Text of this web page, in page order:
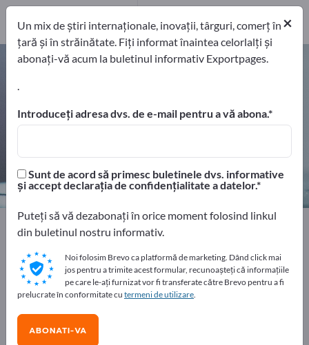
Aparate de măsură pentru pH –
găsiți producători și furnizori
exportatori Producători
1
15
Distribuitori
Home
Tehnologie de măsurare și optică
Tehnologii de măsurare
Aparate de măsură fizice
Aparate de măsură pentru pH
Faceți publicitate gratuit pe
Exportpages!
Nevoile – Ofertele – Bunuri second-hand – Contacte
×
Un mix de știri internaționale, inovații, târguri, comerț în
țară și în străinătate. Fiți informat înaintea celorlalți și
abonați-vă acum la buletinul informativ Exportpages.
.
Introduceți adresa dvs. de e-mail pentru a vă abona.
Sunt de acord să primesc buletinele dvs. informative
și accept declarația de confidențialitate a datelor.
Puteți să vă dezabonați în orice moment folosind linkul
din buletinul nostru informativ.
Noi folosim Brevo ca platformă de marketing. Dând click mai
jos pentru a trimite acest formular, recunoașteți că informațiile
pe care le-ați furnizat vor fi transferate către Brevo pentru a fi
prelucrate în conformitate cu termeni de utilizare.
ABONATI-VA